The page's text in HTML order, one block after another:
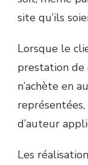
site qu’ils
Lorsque le
prestation de
n’achète en
d’auteur
Les